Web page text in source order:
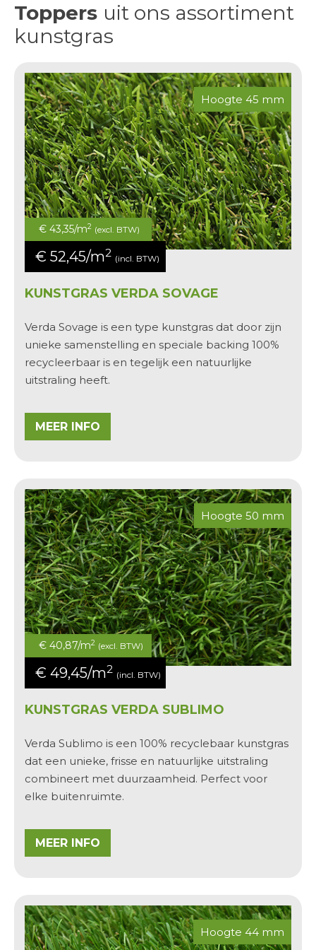
Toppers uit ons assortiment
kunstgras
Hoogte 45 mm
€ 43,35/m2 (excl. BTW)
€ 52,45/m2 (incl. BTW)
KUNSTGRAS VERDA SOVAGE
Verda Sovage is een type kunstgras dat door zijn
unieke samenstelling en speciale backing 100%
recycleerbaar is en tegelijk een natuurlijke
uitstraling heeft.
MEER INFO
Hoogte 50 mm
€ 40,87/m2 (excl. BTW)
€ 49,45/m2 (incl. BTW)
KUNSTGRAS VERDA SUBLIMO
Verda Sublimo is een 100% recyclebaar kunstgras
dat een unieke, frisse en natuurlijke uitstraling
combineert met duurzaamheid. Perfect voor
elke buitenruimte.
MEER INFO
Hoogte 44 mm